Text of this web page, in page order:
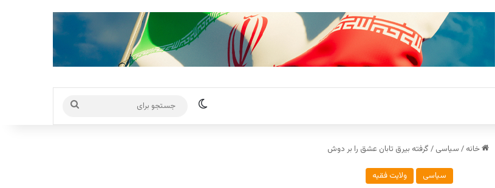
تغییر پوسته
برای
خانه / سیاسی / گرفته بیرق تابان عشق را بر دوش
سیاسی ولایت فقیه